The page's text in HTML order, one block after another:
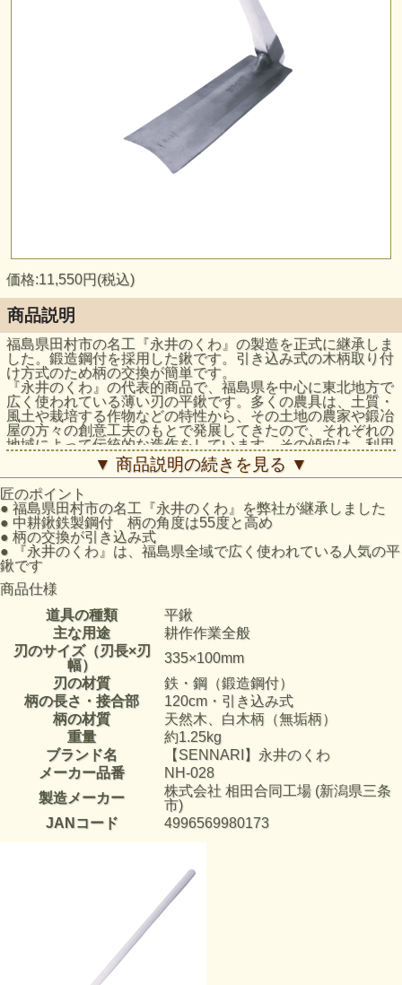
価格:11,550円(税込)
商品説明
福島県田村市の名工『永井のくわ』の製造を正式に継承しま
した。鍛造鋼付を採用した鍬です。引き込み式の木柄取り付
け方式のため柄の交換が簡単です。
『永井のくわ』の代表的商品で、福島県を中心に東北地方で
広く使われている薄い刃の平鍬です。多くの農具は、土質・
風土や栽培する作物などの特性から、その土地の農家や鍛冶
屋の方々の創意工夫のもとで発展してきたので、それぞれの
地域によって伝統的な造作をしています。その傾向は、利用
範囲の広い平鍬に顕著に見られます。
▼ 商品説明の続きを見る ▼
匠のポイント
● 福島県田村市の名工『永井のくわ』を弊社が継承しました
● 中耕鍬鉄製鋼付 柄の角度は55度と高め
● 柄の交換が引き込み式
●
『永井のくわ』は、福島県全域で広く使われている人気の平
鍬です
商品仕様
道具の種類
平鍬
主な用途
耕作作業全般
刃のサイズ（刃長×刃
幅）
335×100mm
刃の材質
鉄・鋼（鍛造鋼付）
柄の長さ・接合部
120cm・引き込み式
柄の材質
天然木、白木柄（無垢柄）
重量
約1.25kg
ブランド名
【SENNARI】永井のくわ
メーカー品番
NH-028
製造メーカー
株式会社 相田合同工場 (新潟県三条
市)
JANコード
4996569980173